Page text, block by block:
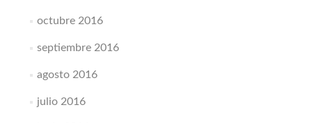
octubre 2016
septiembre 2016
agosto 2016
julio 2016